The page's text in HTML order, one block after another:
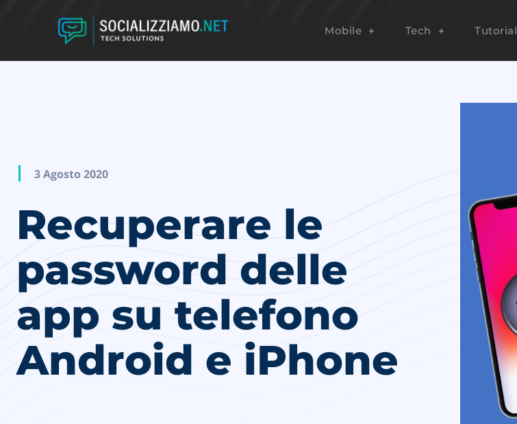
Mobile Tech Tutorial
3 Agosto 2020
Recuperare le
password delle
app su telefono
Android e iPhone